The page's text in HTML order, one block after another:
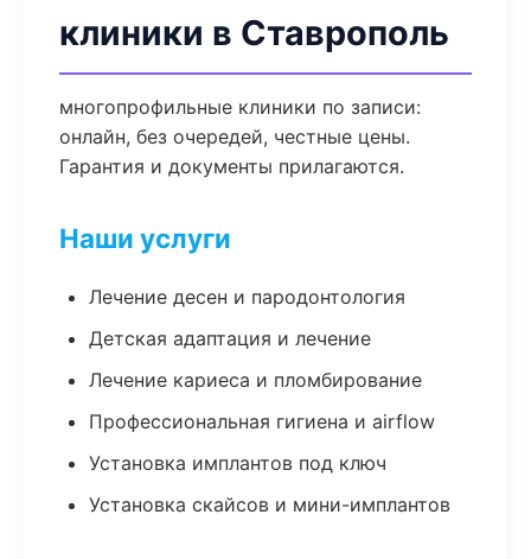
клиники в Ставрополь
многопрофильные клиники по записи:
онлайн, без очередей, честные цены.
Гарантия и документы прилагаются.
Наши услуги
Лечение десен и пародонтология
Детская адаптация и лечение
Лечение кариеса и пломбирование
Профессиональная гигиена и airflow
Установка имплантов под ключ
Установка скайсов и мини-имплантов